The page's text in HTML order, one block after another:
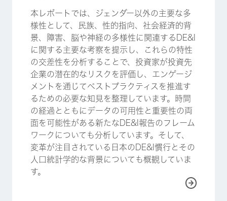
本レポートでは、ジェンダー以外の主要な多
様性として、民族、性的指向、社会経済的背
景、障害、脳や神経の多様性に関連するDE&I
に関する主要な考察を提示し、これらの特性
の交差性を分析することで、投資家が投資先
企業の潜在的なリスクを評価し、エンゲージ
メントを通じてベストプラクティスを推進す
るための必要な知見を整理しています。時間
の経過とともにデータの可用性と重要性の両
面を可能性がある新たなDE&I報告のフレーム
ワークについても分析しています。そして、
変革が注目されている日本のDE&I慣行とその
人口統計学的な背景についても概観していま
す。
詳しく